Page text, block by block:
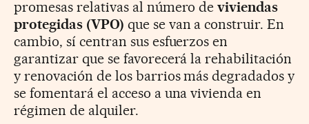
promesas relativas al número deviviendas
protegidas (VPO) que se van a construir. En
cambio, sí centran sus esfuerzos en
garantizar que se favorecerá la rehabilitación
y renovación de los barrios más degradados y
se fomentará el acceso a una vivienda en
régimen de alquiler.